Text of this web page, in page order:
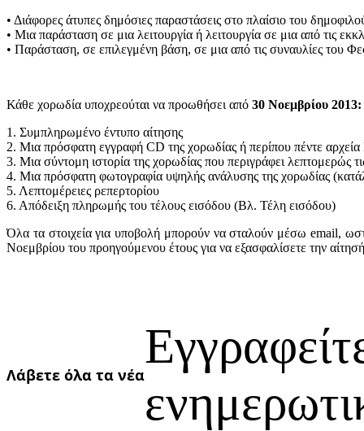
Estonian
French
Portuguese
Ukrainian
• Διάφορες άτυπες δημόσιες παραστάσεις στο πλαίσιο του
• Μια παράσταση σε μια λειτουργία ή λειτουργία σε μια από τις
• Παράσταση, σε επιλεγμένη βάση, σε μια από τις συναυλίες του
Κάθε χορωδία υποχρεούται να προωθήσει από 30 Νοεμβρίου 2013:
1. Συμπληρωμένο έντυπο αίτησης
2. Μια πρόσφατη εγγραφή CD της χορωδίας ή περίπου πέντε
3. Μια σύντομη ιστορία της χορωδίας που περιγράφει λεπτομερώς
4. Μια πρόσφατη φωτογραφία υψηλής ανάλυσης της χορωδίας
5. Λεπτομέρειες ρεπερτορίου
6. Απόδειξη πληρωμής του τέλους εισόδου (Βλ. Τέλη εισόδου)
Όλα τα στοιχεία για υποβολή μπορούν να σταλούν μέσω email,
Νοεμβρίου του προηγούμενου έτους για να εξασφαλίσετε την
Λάβετε όλα τα νέα